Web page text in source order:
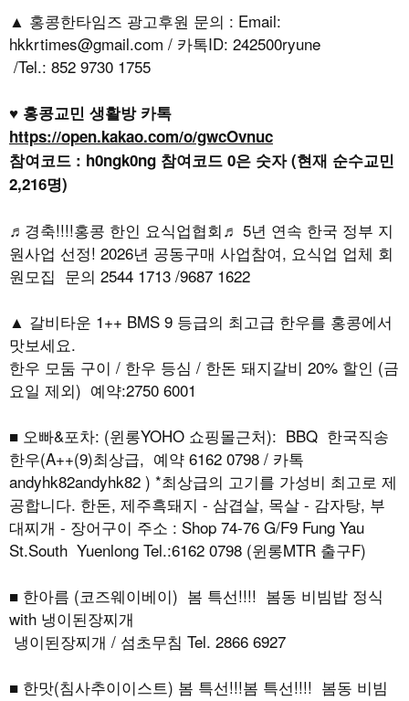
▲ 홍콩한타임즈 광고후원 문의 : Email:
hkkrtimes@gmail.com / 카톡ID: 242500ryune
/Tel.: 852 9730 1755
♥ 홍콩교민 생활방 카톡
https://open.kakao.com/o/gwcOvnuc
참여코드 : h0ngk0ng 참여코드 0은 숫자 (현재 순수교민
2,216명)
♬경축!!!!홍콩 한인 요식업협회♬ 5년 연속 한국 정부 지
원사업 선정! 2026년 공동구매 사업참여, 요식업 업체 회
원모집 문의 2544 1713 /9687 1622
▲ 갈비타운 1++ BMS 9 등급의 최고급 한우를 홍콩에서
맛보세요.
한우 모둠 구이 / 한우 등심 / 한돈 돼지갈비 20% 할인 (금
요일 제외) 예약:2750 6001
■ 오빠&포차: (윈롱YOHO 쇼핑몰근처): BBQ 한국직송
한우(A++(9)최상급, 예약 6162 0798 / 카톡
andyhk82andyhk82 ) *최상급의 고기를 가성비 최고로 제
공합니다. 한돈, 제주흑돼지 - 삼겹살, 목살 - 감자탕, 부
대찌개 - 장어구이 주소 : Shop 74-76 G/F9 Fung Yau
St.South Yuenlong Tel.:6162 0798 (윈롱MTR 출구F)
■ 한아름 (코즈웨이베이) 봄 특선!!!! 봄동 비빔밥 정식
with 냉이된장찌개
냉이된장찌개 / 섬초무침 Tel. 2866 6927
■ 한맛(침사추이이스트) 봄 특선!!!봄 특선!!!! 봄동 비빔